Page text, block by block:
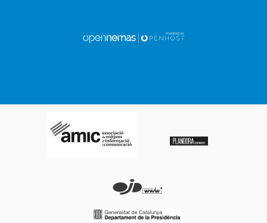
Raïmat comença la verema amb unes
perspectives excel·lents